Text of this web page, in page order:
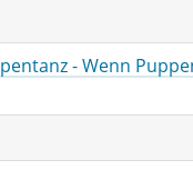
- Wenn